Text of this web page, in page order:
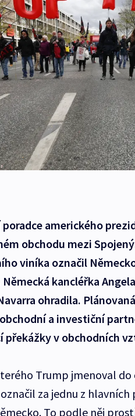
amerického
obchodu mezi
viníka označil
kancléřka
ohradila.
a investiční
překážky v obchodních
Trump jmenoval
za jednu z
To podle něj